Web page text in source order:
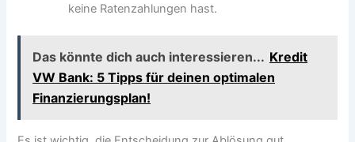
keine Ratenzahlungen hast.
Das könnte dich auch interessieren... Kredit
VW Bank: 5 Tipps für deinen optimalen
Finanzierungsplan!